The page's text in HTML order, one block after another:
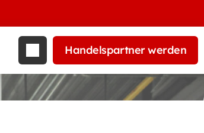
Handelspartner werden